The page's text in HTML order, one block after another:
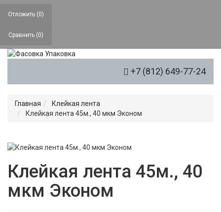
Отложить (0)
Сравнить (0)
+7 (812) 649-77-24
Toggle Navigation
Главная
Клейкая лента
Клейкая лента 45м., 40 мкм Эконом
Клейкая лента 45м., 40
мкм Эконом